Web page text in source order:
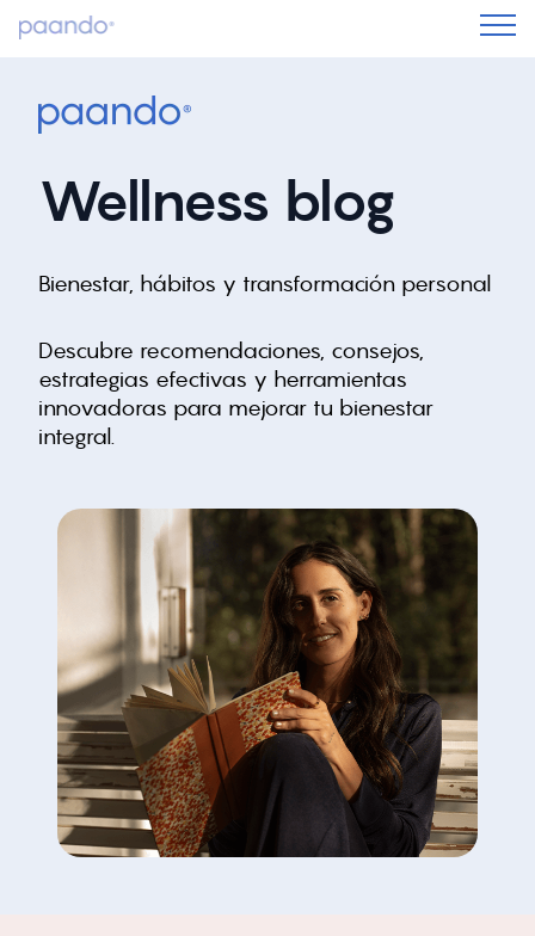
Wellness blog
Bienestar, hábitos y transformación personal
Descubre recomendaciones, consejos,
estrategias efectivas y herramientas
innovadoras para mejorar tu bienestar
integral.